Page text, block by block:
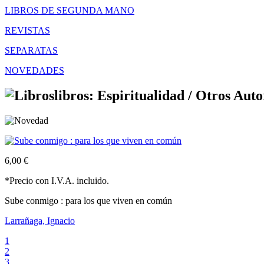
LIBROS DE SEGUNDA MANO
REVISTAS
SEPARATAS
NOVEDADES
libros: Espiritualidad / Otros
6,00 €
*Precio con I.V.A. incluido.
Sube conmigo : para los que viven en común
Larrañaga, Ignacio
1
2
3